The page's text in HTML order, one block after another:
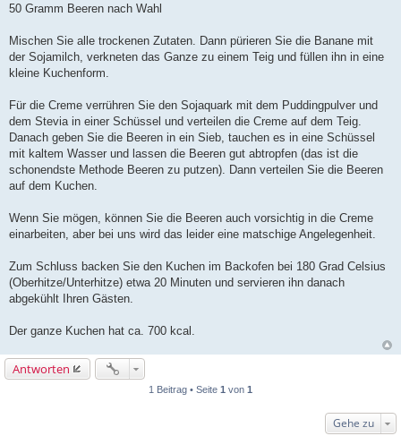
50 Gramm Beeren nach Wahl
Mischen Sie alle trockenen Zutaten. Dann pürieren Sie die Banane mit
der Sojamilch, verkneten das Ganze zu einem Teig und füllen ihn in eine
kleine Kuchenform.
Für die Creme verrühren Sie den Sojaquark mit dem Puddingpulver und
dem Stevia in einer Schüssel und verteilen die Creme auf dem Teig.
Danach geben Sie die Beeren in ein Sieb, tauchen es in eine Schüssel
mit kaltem Wasser und lassen die Beeren gut abtropfen (das ist die
schonendste Methode Beeren zu putzen). Dann verteilen Sie die Beeren
auf dem Kuchen.
Wenn Sie mögen, können Sie die Beeren auch vorsichtig in die Creme
einarbeiten, aber bei uns wird das leider eine matschige Angelegenheit.
Zum Schluss backen Sie den Kuchen im Backofen bei 180 Grad Celsius
(Oberhitze/Unterhitze) etwa 20 Minuten und servieren ihn danach
abgekühlt Ihren Gästen.
Der ganze Kuchen hat ca. 700 kcal.
Antworten
1 Beitrag • Seite 1 von 1
Gehe zu